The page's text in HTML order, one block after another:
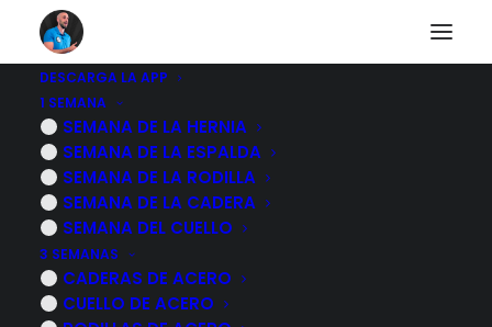
DESCARGA LA APP
1 SEMANA
SEMANA DE LA HERNIA
SEMANA DE LA ESPALDA
SEMANA DE LA RODILLA
SEMANA DE LA CADERA
SEMANA DEL CUELLO
3 SEMANAS
CADERAS DE ACERO
CUELLO DE ACERO
Otros diarios
Descubre a otras personas que están pasando lo